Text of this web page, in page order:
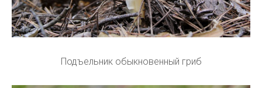
Подъельник обыкновенный гриб